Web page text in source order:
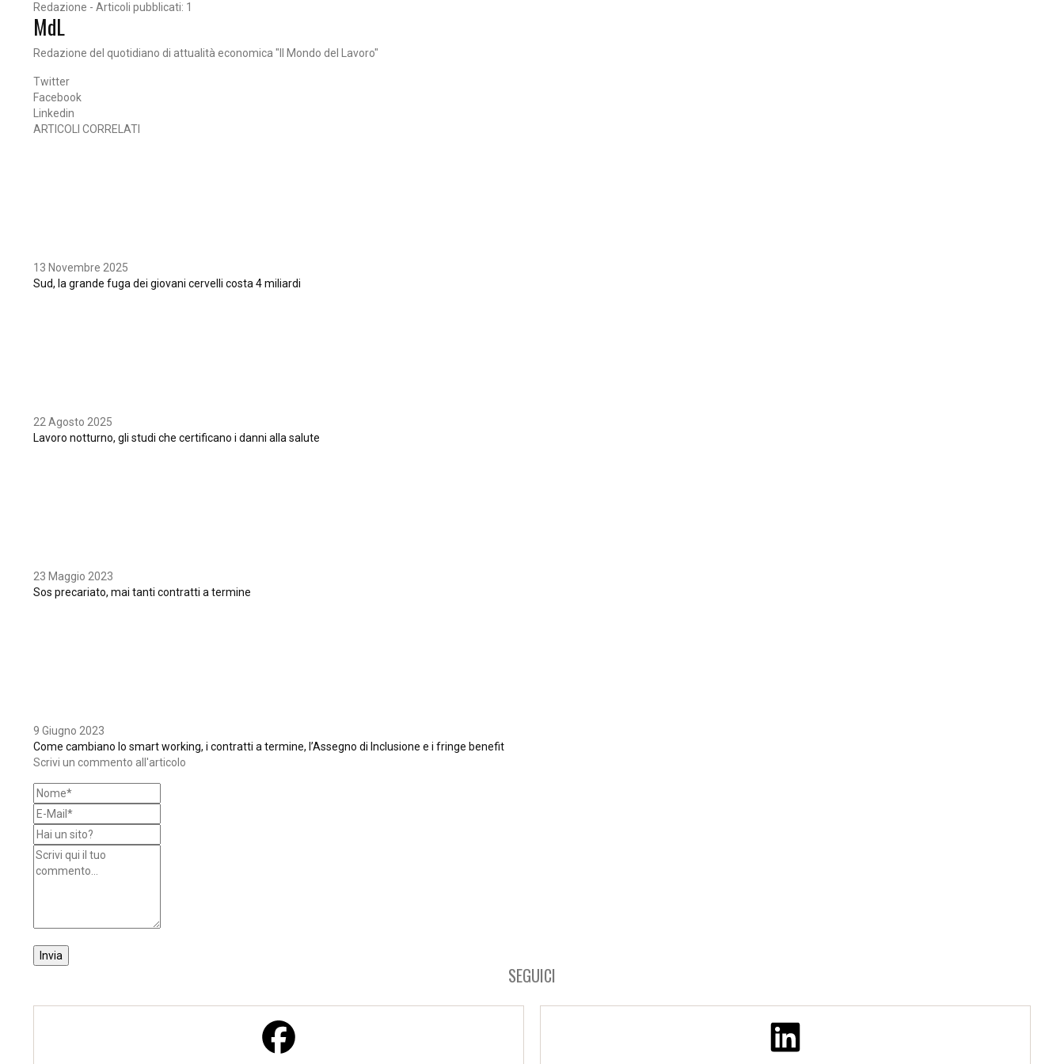
Redazione - Articoli pubblicati: 1
MdL
Redazione del quotidiano di attualità economica "Il Mondo del Lavoro"
Twitter
Facebook
Linkedin
ARTICOLI CORRELATI
13 Novembre 2025
Sud, la grande fuga dei giovani cervelli costa 4 miliardi
22 Agosto 2025
Lavoro notturno, gli studi che certificano i danni alla salute
23 Maggio 2023
Sos precariato, mai tanti contratti a termine
9 Giugno 2023
Come cambiano lo smart working, i contratti a termine, l’Assegno di Inclusione e i fringe benefit
Scrivi un commento all'articolo
SEGUICI